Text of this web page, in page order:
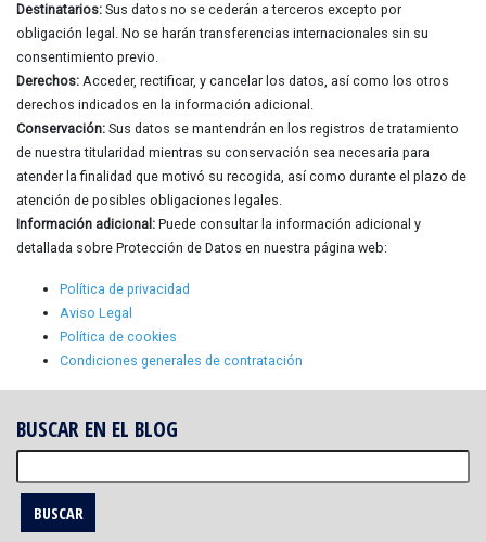
Destinatarios: Sus datos no se cederán a terceros excepto por
obligación legal. No se harán transferencias internacionales sin su
consentimiento previo.
Derechos: Acceder, rectificar, y cancelar los datos, así como los otros
derechos indicados en la información adicional.
Conservación: Sus datos se mantendrán en los registros de tratamiento
de nuestra titularidad mientras su conservación sea necesaria para
atender la finalidad que motivó su recogida, así como durante el plazo de
atención de posibles obligaciones legales.
Información adicional: Puede consultar la información adicional y
detallada sobre Protección de Datos en nuestra página web:
Política de privacidad
Aviso Legal
Política de cookies
Condiciones generales de contratación
BUSCAR EN EL BLOG